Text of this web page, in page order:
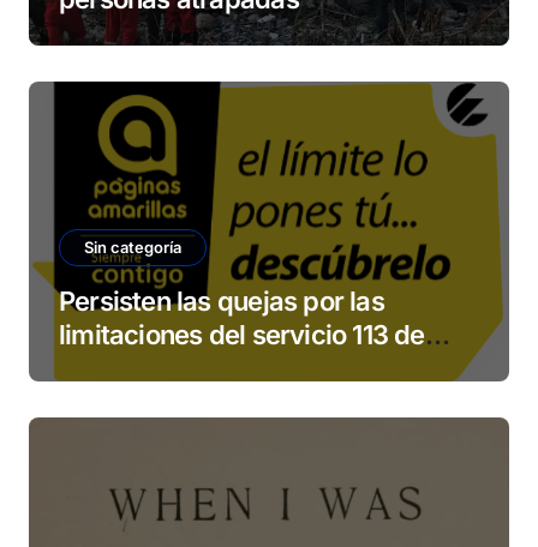
Sin categoría
Persisten las quejas por las
limitaciones del servicio 113 de